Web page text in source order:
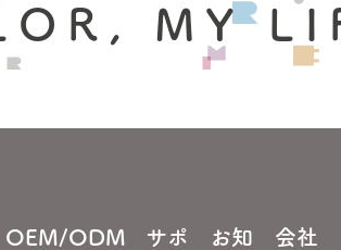
MY
OEM/ODM
サポ
お知
会社